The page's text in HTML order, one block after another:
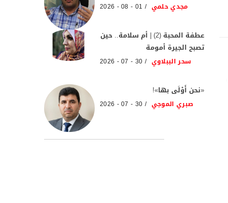
مجدي حلمي 01 - 08 - 2026
عطفة المحبة (2) | أم سلامة.. حين
تصبح الجيرة أمومة
سحر الببلاوي 30 - 07 - 2026
«نحن أَوْلَى بها»!
صبري الموجي 30 - 07 - 2026